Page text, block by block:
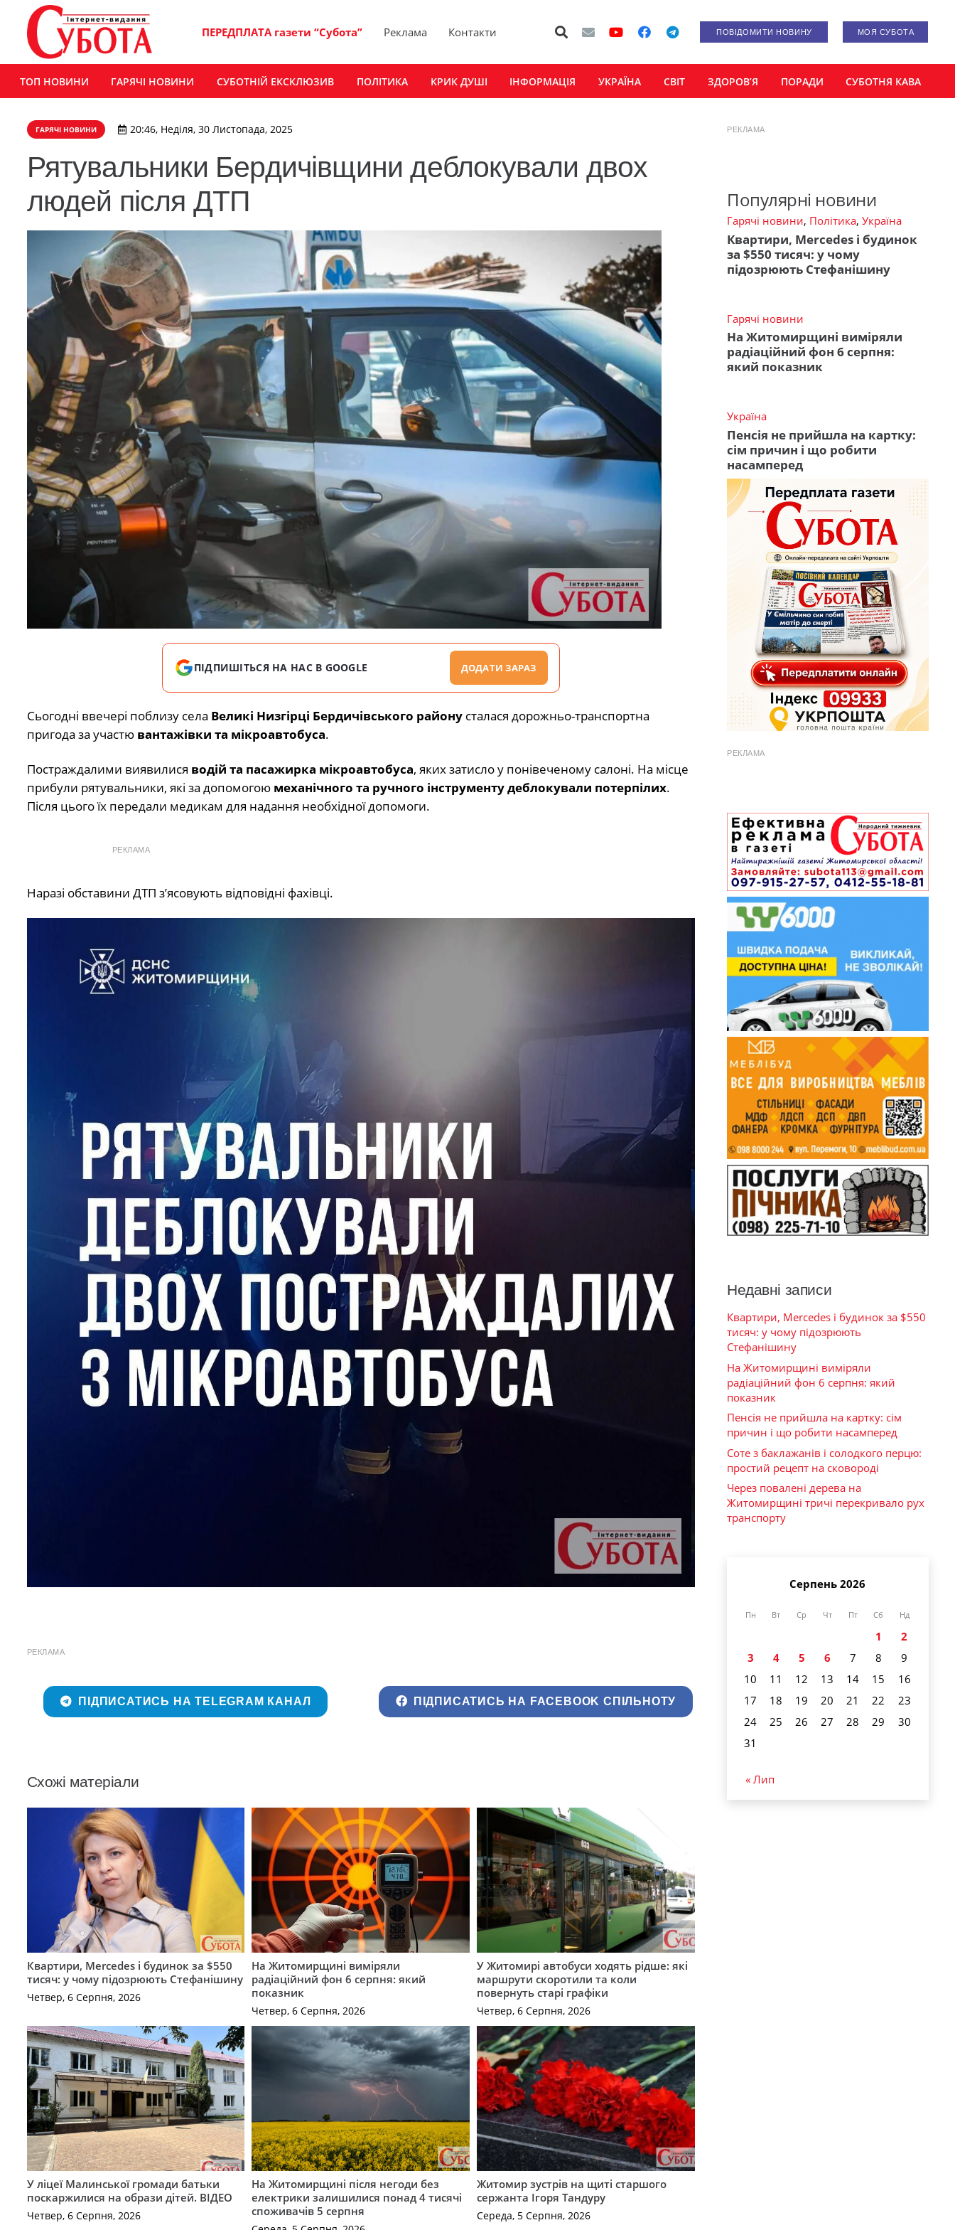
ПЕРЕДПЛАТА газети “Субота” Реклама Контакти ПОВІДОМИТИ НОВИНУ МОЯ СУБОТА
ТОП НОВИНИ ГАРЯЧІ НОВИНИ СУБОТНІЙ ЕКСКЛЮЗИВ ПОЛІТИКА КРИК ДУШІ ІНФОРМАЦІЯ УКРАЇНА СВІТ ЗДОРОВ’Я ПОРАДИ СУБОТНЯ КАВА
ГАРЯЧІ НОВИНИ 20:46, Неділя, 30 Листопада, 2025
Рятувальники Бердичівщини деблокували двох
людей після ДТП
ПІДПИШІТЬСЯ НА НАС В GOOGLE ДОДАТИ ЗАРАЗ
Сьогодні ввечері поблизу села Великі Низгірці Бердичівського районусталася дорожньо-транспортна
пригода за участю вантажівки та мікроавтобуса.
Постраждалими виявилися водій та пасажирка мікроавтобуса, яких затисло у понівеченому салоні. На місце
прибули рятувальники, які за допомогою механічного та ручного інструменту деблокували потерпілих.
Після цього їх передали медикам для надання необхідної допомоги.
РЕКЛАМА
Наразі обставини ДТП з’ясовують відповідні фахівці.
РЕКЛАМА
ПІДПИСАТИСЬ НА TELEGRAM КАНАЛ ПІДПИСАТИСЬ НА FACEBOOK СПІЛЬНОТУ
Схожі матеріали
Квартири, Mercedes і будинок за $550
тисяч: у чому підозрюють Стефанішину
Четвер, 6 Серпня, 2026
На Житомирщині виміряли
радіаційний фон 6 серпня: який
показник
Четвер, 6 Серпня, 2026
У Житомирі автобуси ходять рідше: які
маршрути скоротили та коли
повернуть старі графіки
Четвер, 6 Серпня, 2026
У ліцеї Малинської громади батьки
поскаржилися на образи дітей. ВІДЕО
Четвер, 6 Серпня, 2026
На Житомирщині після негоди без
електрики залишилися понад 4 тисячі
споживачів 5 серпня
Житомир зустрів на щиті старшого
сержанта Ігоря Тандуру
Середа, 5 Серпня, 2026
РЕКЛАМА
Популярні новини
Гарячі новини, Політика, Україна
Квартири, Mercedes і будинок
за $550 тисяч: у чому
підозрюють Стефанішину
Гарячі новини
На Житомирщині виміряли
радіаційний фон 6 серпня:
який показник
Україна
Пенсія не прийшла на картку:
сім причин і що робити
насамперед
РЕКЛАМА
Недавні записи
Квартири, Mercedes і будинок за $550
тисяч: у чому підозрюють
Стефанішину
На Житомирщині виміряли
радіаційний фон 6 серпня: який
показник
Пенсія не прийшла на картку: сім
причин і що робити насамперед
Соте з баклажанів і солодкого перцю:
простий рецепт на сковороді
Через повалені дерева на
Житомирщині тричі перекривало рух
транспорту
Серпень 2026
Пн Вт Ср Чт Пт Сб Нд
1
2
3
4 5 6 7 8
9
10
11 12 13 14 15
16
17
18 19 20 21 22
23
24
25 26 27 28 29
30
31
« Лип